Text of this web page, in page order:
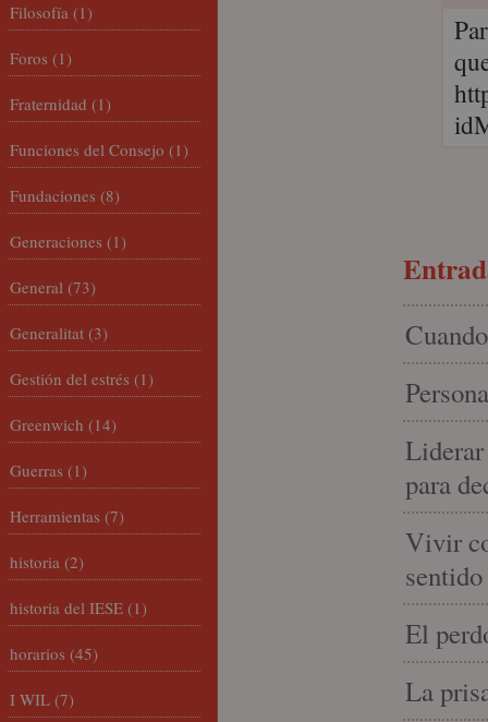
para
Vivir
El
La
Filosofía (1)
Foros (1)
Fraternidad (1)
Funciones del Consejo (1)
Fundaciones (8)
Generaciones (1)
General (73)
Generalitat (3)
Gestión del estrés (1)
Greenwich (14)
Guerras (1)
Herramientas (7)
historia (2)
historia del IESE (1)
horarios (45)
I WIL (7)